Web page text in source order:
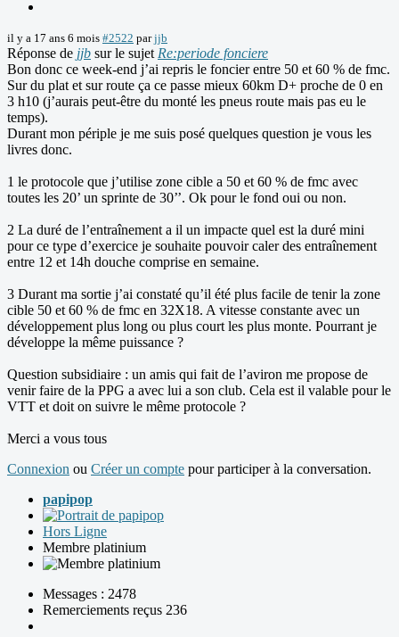
il y a 17 ans 6 mois #2522 parjjb
Réponse de jjb sur le sujet Re:periode fonciere
Bon donc ce week-end j’ai repris le foncier entre 50 et 60 % de fmc.
Sur du plat et sur route ça ce passe mieux 60km D+ proche de 0 en
3 h10 (j’aurais peut-être du monté les pneus route mais pas eu le
temps).
Durant mon périple je me suis posé quelques question je vous les
livres donc.
1 le protocole que j’utilise zone cible a 50 et 60 % de fmc avec
toutes les 20’ un sprinte de 30’’. Ok pour le fond oui ou non.
2 La duré de l’entraînement a il un impacte quel est la duré mini
pour ce type d’exercice je souhaite pouvoir caler des entraînement
entre 12 et 14h douche comprise en semaine.
3 Durant ma sortie j’ai constaté qu’il été plus facile de tenir la zone
cible 50 et 60 % de fmc en 32X18. A vitesse constante avec un
développement plus long ou plus court les plus monte. Pourrant je
développe la même puissance ?
Question subsidiaire : un amis qui fait de l’aviron me propose de
venir faire de la PPG a avec lui a son club. Cela est il valable pour le
VTT et doit on suivre le même protocole ?
Merci a vous tous
Connexion ou Créer un compte pour participer à la conversation.
papipop
Hors Ligne
Membre platinium
Messages : 2478
Remerciements reçus 236